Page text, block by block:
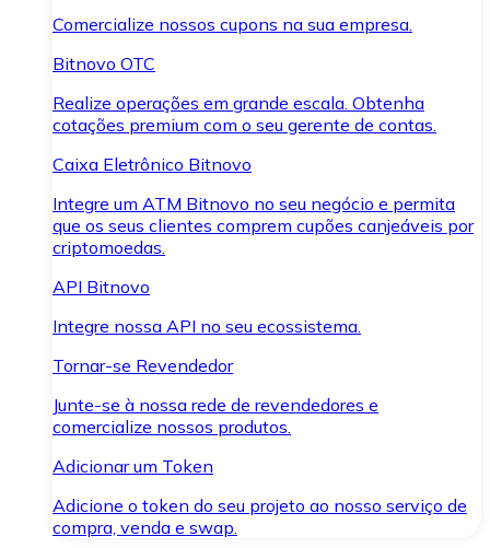
Comercialize nossos cupons na sua empresa.
Bitnovo OTC
Realize operações em grande escala. Obtenha
cotações premium com o seu gerente de contas.
Caixa Eletrônico Bitnovo
Integre um ATM Bitnovo no seu negócio e permita
que os seus clientes comprem cupões canjeáveis por
criptomoedas.
API Bitnovo
Integre nossa API no seu ecossistema.
Tornar-se Revendedor
Junte-se à nossa rede de revendedores e
comercialize nossos produtos.
Adicionar um Token
Adicione o token do seu projeto ao nosso serviço de
compra, venda e swap.